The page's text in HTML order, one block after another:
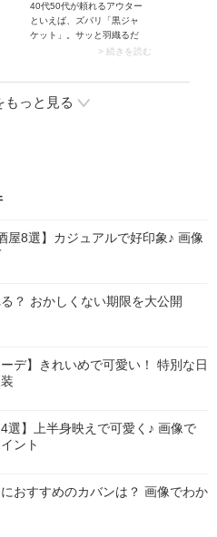
40代50代が頼れるアウター
といえば、ズバリ「黒ジャ
ケット」。サッと羽織るだ
けでコーデにきちんと感を
服でありながら上品に着こ
> 続きを読む
もっと見る
屋8選】カジュアルで好印象♪ 画像
？ おかしくない期限を大公開
デ】きれいめで可愛い！ 特別な日
4選】上半身映えで可愛く♪ 画像で
ント
におすすめのカバンは？ 画像でわか